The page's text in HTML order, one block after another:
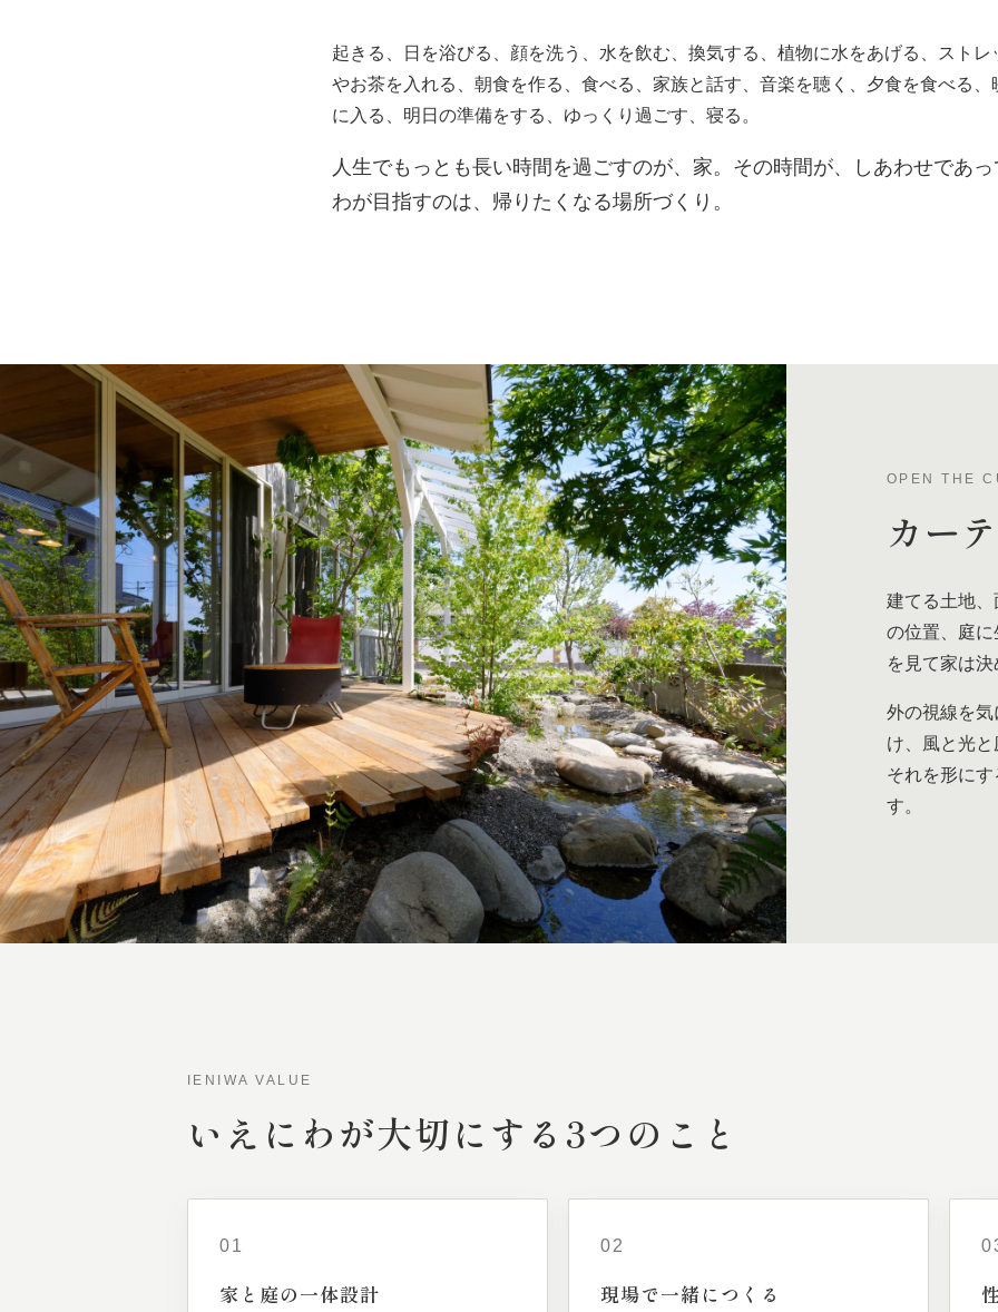
起きる、日を浴びる、顔を洗う、水を飲む、換気する、植物に水をあげる、スト
やお茶を入れる、朝食を作る、食べる、家族と話す、音楽を聴く、夕食を食べる、
に入る、明日の準備をする、ゆっくり過ごす、寝る。
人生でもっとも長い時間を過ごすのが、家。その時間が、しあわせであ
わが目指すのは、帰りたくなる場所づくり。
OPEN THE
カー
建てる土地
の位置、庭
を見て家は
外の視線を
け、風と光
それを形に
す。
IENIWA VALUE
いえにわが大切にする 3つの こと
01
家と 庭の一体設計
02
現場で一緒につくる